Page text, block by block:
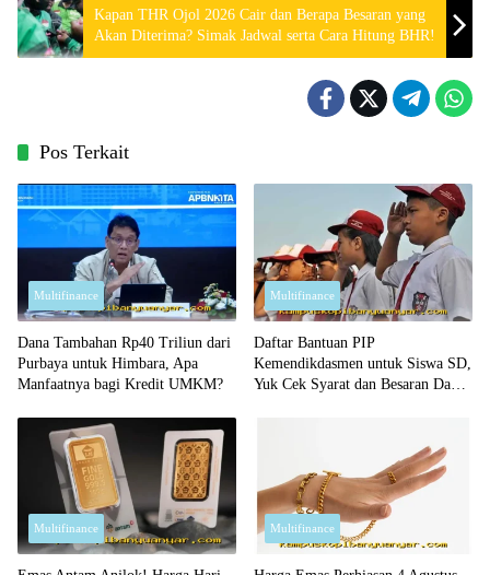
Kapan THR Ojol 2026 Cair dan Berapa Besaran yang
Akan Diterima? Simak Jadwal serta Cara Hitung BHR!
Pos Terkait
Multifinance
Dana Tambahan Rp40 Triliun dari
Purbaya untuk Himbara, Apa
Manfaatnya bagi Kredit UMKM?
Multifinance
Daftar Bantuan PIP
Kemendikdasmen untuk Siswa SD,
Yuk Cek Syarat dan Besaran Dana
Multifinance Multifinance